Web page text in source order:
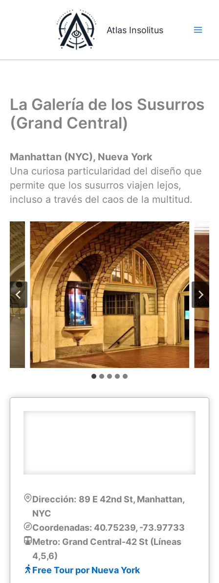
Atlas Insolitus
La Galería de los Susurros
(Grand Central)
Manhattan (NYC), Nueva York
Una curiosa particularidad del diseño que
permite que los susurros viajen lejos,
incluso a través del caos de la multitud.
Dirección: 89 E 42nd St, Manhattan,
NYC
Coordenadas: 40.75239, -73.97733
Metro: Grand Central-42 St (Líneas
4,5,6)
Free Tour por Nueva York